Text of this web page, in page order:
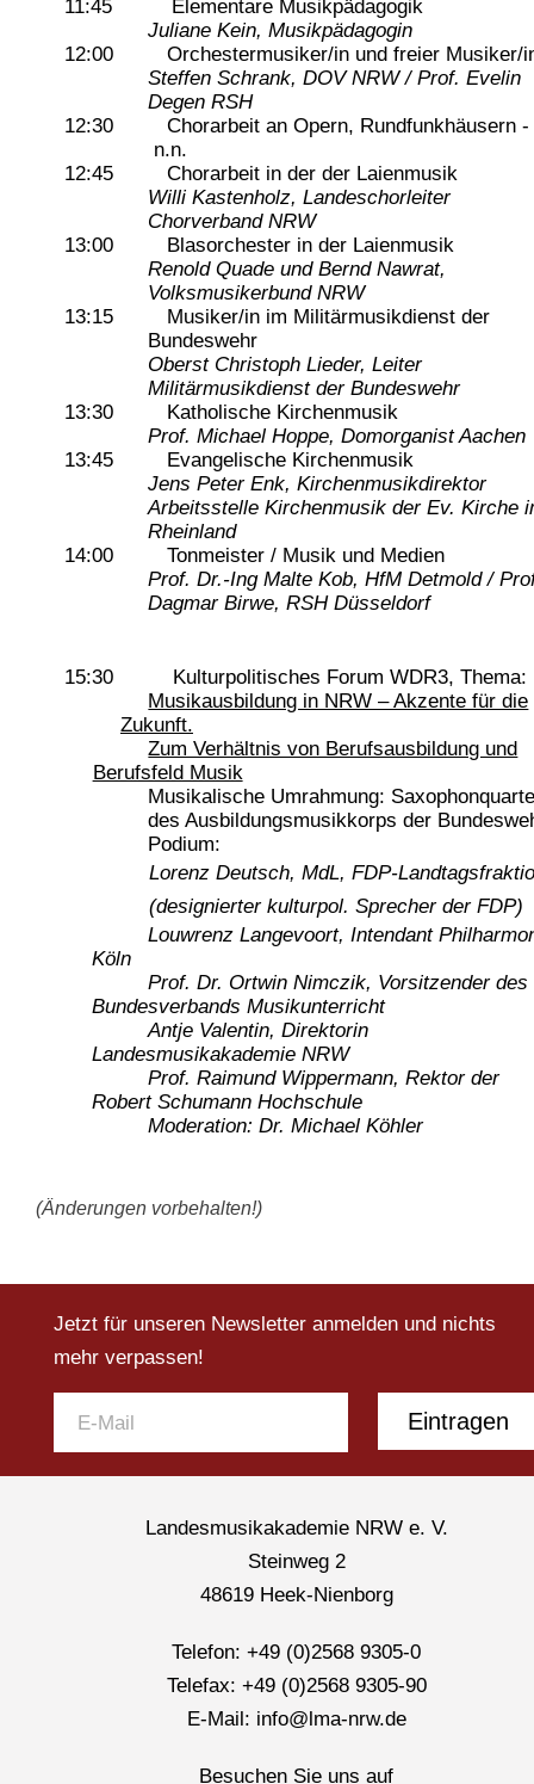
11:45 Elementare Musikpädagogik
Juliane Kein, Musikpädagogin
12:00 Orchestermusiker/in und freier Musiker/
Steffen Schrank, DOV NRW / Prof. Evelin
Degen RSH
12:30 Chorarbeit an Opern, Rundfunkhäusern -
n.n.
12:45 Chorarbeit in der der Laienmusik
Willi Kastenholz, Landeschorleiter
Chorverband NRW
13:00 Blasorchester in der Laienmusik
Renold Quade und Bernd Nawrat,
Volksmusikerbund NRW
13:15 Musiker/in im Militärmusikdienst der
Bundeswehr
Oberst Christoph Lieder, Leiter
Militärmusikdienst der Bundeswehr
13:30 Katholische Kirchenmusik
Prof. Michael Hoppe, Domorganist Aachen
13:45 Evangelische Kirchenmusik
Jens Peter Enk, Kirchenmusikdirektor
Arbeitsstelle Kirchenmusik der Ev. Kirche
Rheinland
14:00 Tonmeister / Musik und Medien
Prof. Dr.-Ing Malte Kob, HfM Detmold /
Dagmar Birwe, RSH Düsseldorf
15:30 Kulturpolitisches Forum WDR3, Thema:
Musikausbildung in NRW – Akzente für die
Zukunft.
Zum Verhältnis von Berufsausbildung und
Berufsfeld Musik
Musikalische Umrahmung:
des Ausbildungsmusikkorps der
Podium:
Lorenz Deutsch, MdL, FDP-
(designierter kulturpol. Sprecher der FDP)
Louwrenz Langevoort, Intendant
Köln
Prof. Dr. Ortwin Nimczik, Vorsitzender des
Bundesverbands Musikunterricht
Antje Valentin, Direktorin
Landesmusikakademie NRW
Prof. Raimund Wippermann, Rektor der
Robert Schumann Hochschule
Moderation: Dr. Michael Köhler
(Änderungen vorbehalten!)
Jetzt für unseren Newsletter anmelden und nichts
mehr verpassen!
Eintragen
Landesmusikakademie NRW e. V.
Steinweg 2
48619 Heek-Nienborg
Telefon: +49 (0)2568 9305-0
Telefax: +49 (0)2568 9305-90
E-Mail: info@lma-nrw.de
Besuchen Sie uns auf